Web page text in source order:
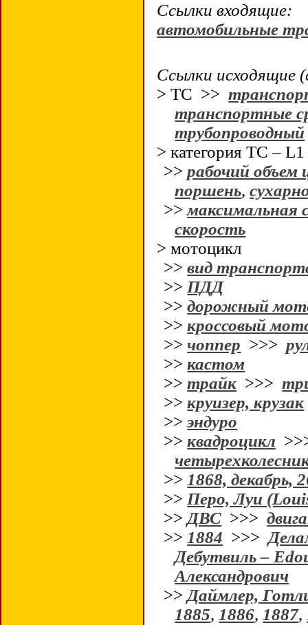
Ссылки входящие:
автомобильные
Ссылки исходящие
> ТС >>
транспортные
трубопроводный
> категория ТС – L1
>>рабочий объем
поршень,
>>максимальная
скорость
> мотоцикл
>>вид
>> ПДД
>>дорожный
>>кроссовый
>>чоппер >>>
>>кастом
>>трайк >>>
>>круизер, крузак
>>эндуро
>>квадроцикл
>> 1868, декабрь,
>> Перо, Луи
>>ДВС >>>
>> 1884 >>>
Дебутвиль –
Александрович
>>Даймлер,
1885, 1886, 1887,